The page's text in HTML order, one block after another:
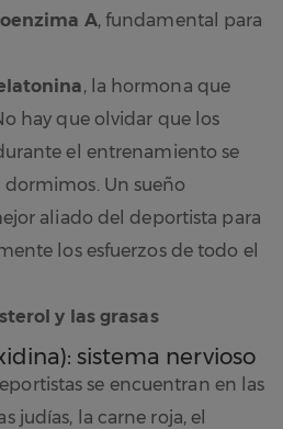
A, fundamental para
, la hormona que
hay que olvidar que los
el entrenamiento se
Un sueño
aliado del deportista para
los esfuerzos de todo el
y las grasas
sistema nervioso
se encuentran en las
judías, la carne roja, el